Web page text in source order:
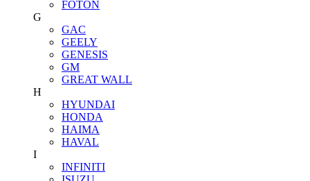
FOTON
G
GAC
GEELY
GENESIS
GM
GREAT WALL
H
HYUNDAI
HONDA
HAIMA
HAVAL
I
INFINITI